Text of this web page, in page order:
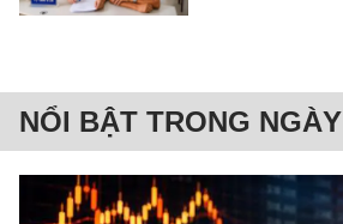
NỔI BẬT TRONG NGÀY